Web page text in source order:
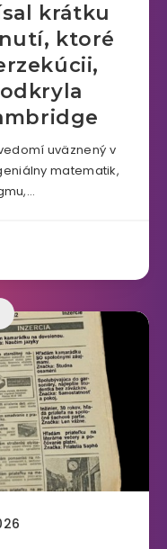
krátku
ktoré
uväznený v
matematik,